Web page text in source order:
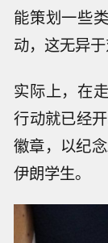
能策划一些
动，这无异
实际上，在
行动就已经
徽章，以纪
伊朗学生。